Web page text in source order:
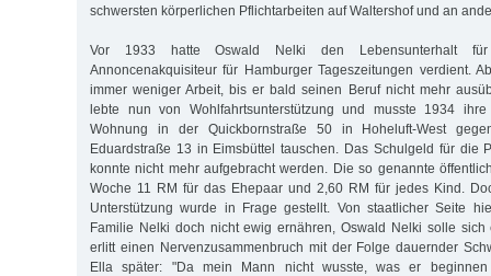
schwersten körperlichen Pflichtarbeiten auf Waltershof und an
Vor 1933 hatte Oswald Nelki den Lebensunterhalt
Annoncenakquisiteur für Hamburger Tageszeitungen verdient.
immer weniger Arbeit, bis er bald seinen Beruf nicht mehr
lebte nun von Wohlfahrtsunterstützung und musste 1934
Wohnung in der Quickbornstraße 50 in Hoheluft-West
Eduardstraße 13 in Eimsbüttel tauschen. Das Schulgeld für die
konnte nicht mehr aufgebracht werden. Die so genannte
Woche 11 RM für das Ehepaar und 2,60 RM für jedes Kind.
Unterstützung wurde in Frage gestellt. Von staatlicher Seite
Familie Nelki doch nicht ewig ernähren, Oswald Nelki solle sich
erlitt einen Nervenzusammenbruch mit der Folge dauernder
Ella später: "Da mein Mann nicht wusste, was er